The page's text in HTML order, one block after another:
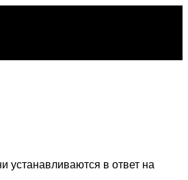
устанавливаются в ответ на